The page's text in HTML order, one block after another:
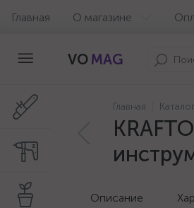
Главная О магазине
VO MAG
Главная Каталог
Описание